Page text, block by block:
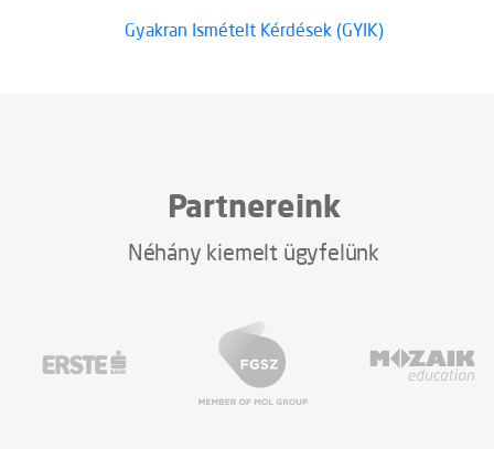
Gyakran Ismételt Kérdések (GYIK)
Partnereink
Néhány kiemelt ügyfelünk